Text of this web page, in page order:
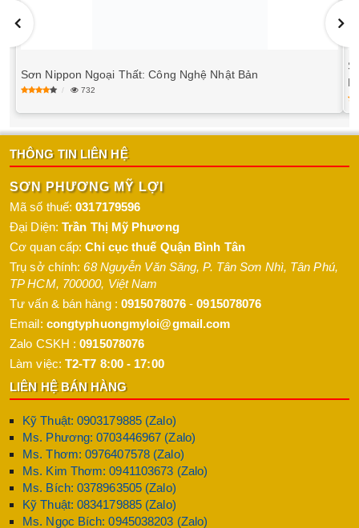
Sơn Nippon Ngoại Thất: Công Nghệ Nhật Bản
732
THÔNG TIN LIÊN HỆ
SƠN PHƯƠNG MỸ LỢI
Mã số thuế:0317179596
Đại Diện: Trần Thị Mỹ Phương
Cơ quan cấp:Chi cục thuế Quận Bình Tân
Trụ sở chính:68 Nguyễn Văn Săng, P. Tân Sơn Nhì, Tân Phú,
TP HCM, 700000, Việt Nam
Tư vấn & bán hàng : 0915078076 -0915078076
Email: congtyphuongmyloi@gmail.com
Zalo CSKH :0915078076
Làm việc: T2-T7 8:00 - 17:00
LIÊN HỆ BÁN HÀNG
Kỹ Thuật: 0903179885 (Zalo)
Ms. Phương: 0703446967 (Zalo)
Ms. Thơm: 0976407578 (Zalo)
Ms. Kim Thơm: 0941103673 (Zalo)
Ms. Bích: 0378963505 (Zalo)
Kỹ Thuật: 0834179885 (Zalo)
Ms. Ngọc Bích: 0945038203 (Zalo)